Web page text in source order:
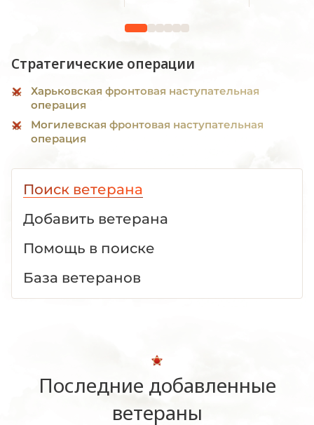
Стратегические операции
Харьковская фронтовая наступательная
операция
Могилевская фронтовая наступательная
операция
Поиск ветерана
Добавить ветерана
Помощь в поиске
База ветеранов
Последние добавленные
ветераны